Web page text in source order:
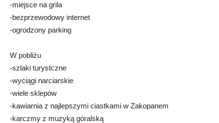
-miejsce na grila
-bezprzewodowy internet
-ogrodzony parking
W pobliżu
-szlaki turystczne
-wyciągi narciarskie
-wiele sklepów
-kawiarnia z najlepszymi ciastkami w Zakopanem
-karczmy z muzyką góralską